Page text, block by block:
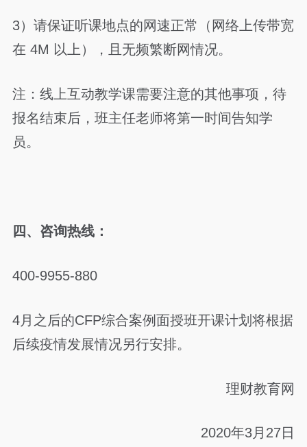
3）请保证听课地点的网速正常（网络上传带宽
在 4M 以上），且无频繁断网情况。
注：线上互动教学课需要注意的其他事项，待
报名结束后，班主任老师将第一时间告知学
员。
四、咨询热线：
400-9955-880
4月之后的CFP综合案例面授班开课计划将根据
后续疫情发展情况另行安排。
理财教育网
2020年3月27日